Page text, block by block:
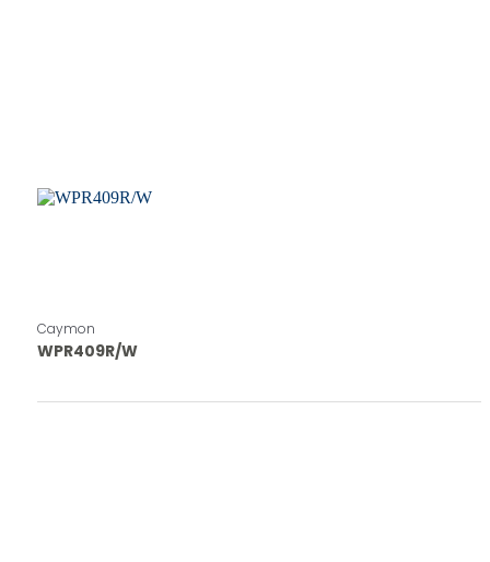
Caymon
WPR409R/W